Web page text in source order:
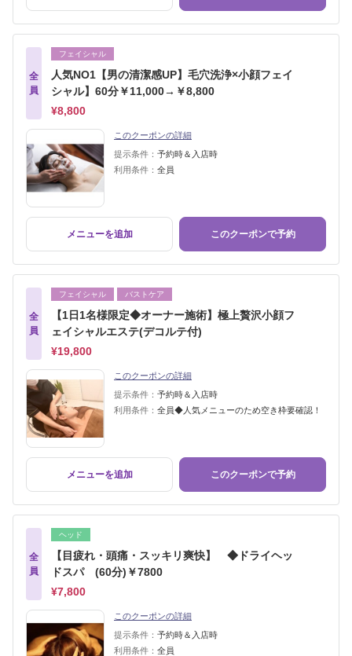
全
員
フェイシャル
人気NO1【男の清潔感UP】毛穴洗浄×小顔フェイ
シャル】60分￥11,000→￥8,800
¥8,800
このクーポンの詳細
提示条件： 予約時＆入店時
利用条件： 全員
メニューを追加 このクーポンで予約
全
員
フェイシャル バストケア
【1日1名様限定◆オーナー施術】極上贅沢小顔フ
ェイシャルエステ(デコルテ付)
¥19,800
このクーポンの詳細
提示条件： 予約時＆入店時
利用条件： 全員◆人気メニューのため空き枠要確認！
メニューを追加 このクーポンで予約
全
員
ヘッド
【目疲れ・頭痛・スッキリ爽快】 ◆ドライヘッ
ドスパ (60分)￥7800
¥7,800
このクーポンの詳細
提示条件： 予約時＆入店時
利用条件： 全員